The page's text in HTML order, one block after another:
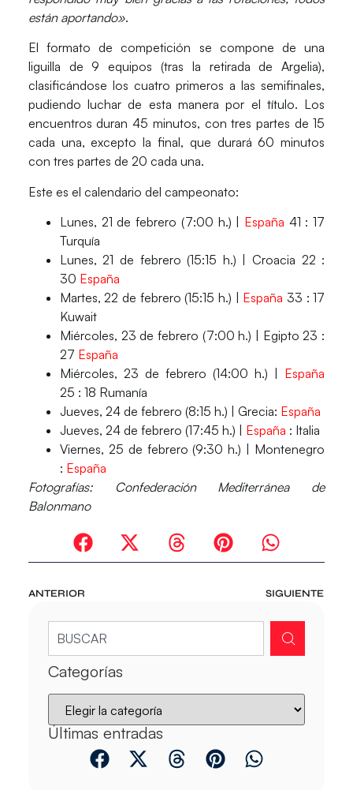
están aportando».
El formato de competición se compone de una
liguilla de 9 equipos (tras la retirada de Argelia),
clasificándose los cuatro primeros alas semifinales,
pudiendo luchar de esta manera por el título. Los
encuentros duran 45 minutos, con tres partes de 15
cada una, excepto la final, que durará 60 minutos
con tres partes de 20 cada una.
Este es el calendario del campeonato:
Lunes, 21 de febrero (7:00 h.) España 41 : 17
Turquía
Lunes,21 de febrero (15:15 h.) | Croacia 22 :
30 España
Martes,22 de febrero (15:15 h.) España 33 : 17
Kuwait
Miércoles, 23 de febrero (7:00 h.) | Egipto 23 :
27 España
Miércoles, 23 de febrero (14:00 h.)
España
25 : 18 Rumanía
Jueves, 24 de febrero (8:15 h.) | Grecia: España
Jueves, 24 de febrero (17:45 h.) España : Italia
Viernes, 25 de febrero (9:30 h.) | Montenegro
: España
Fotografías: Confederación Mediterránea de
Balonmano
ANTERIOR SIGUIENTE
Categorías
Últimas entradas